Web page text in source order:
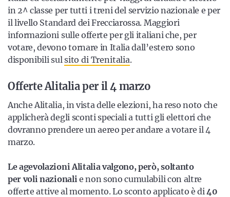
in 2^ classe per tutti i treni del servizio nazionale e per
il livello Standard dei Frecciarossa. Maggiori
informazioni sulle offerte per gli italiani che, per
votare, devono tornare in Italia dall’estero sono
disponibili sulsito di Trenitalia.
Offerte Alitalia per il 4 marzo
Anche Alitalia, in vista delle elezioni, ha reso noto che
applicherà degli sconti speciali a tutti gli elettori che
dovranno prendere un aereo per andare a votare il 4
marzo.
Le agevolazioni Alitalia valgono, però, soltanto
per voli nazionalie non sono cumulabili con altre
offerte attive al momento. Lo sconto applicato è di40